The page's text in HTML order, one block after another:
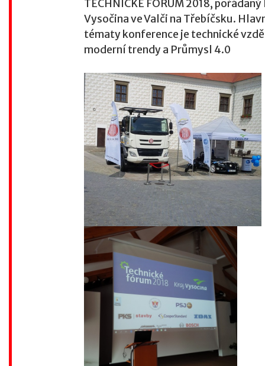
TECHNICKÉ FÓRUM 2018,
Vysočina ve Valči na Třebíčsku.
tématy konference je technické
moderní trendy a Průmysl 4.0